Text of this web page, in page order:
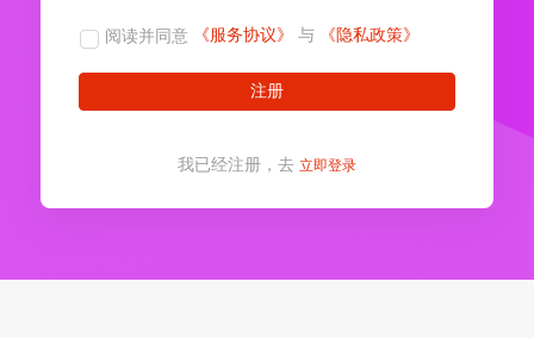
阅读并同意 《服务协议》 与 《隐私政策》
注册
我已经注册，去 立即登录